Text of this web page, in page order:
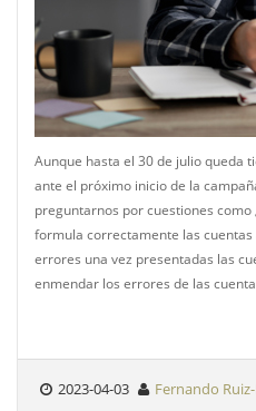
Aunque hasta el 30 de julio queda
ante el próximo inicio de la
preguntarnos por cuestiones como
formula correctamente las cuentas
errores una vez presentadas las
enmendar los errores de las
2023-04-03 Fernando